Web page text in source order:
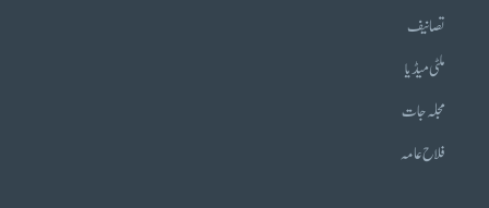
تصانیف
ملٹی میڈیا
مجلہ جات
فلاح عامہ